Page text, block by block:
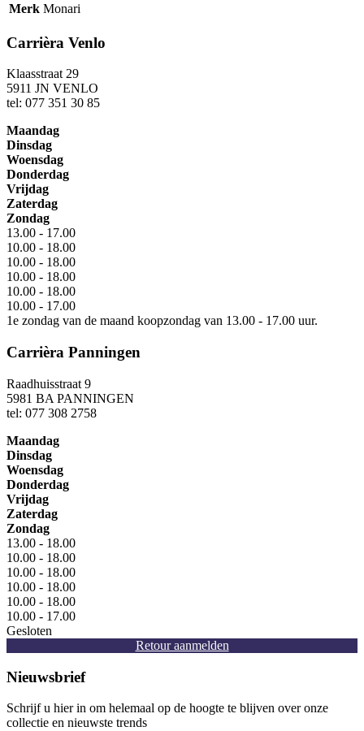
Merk Monari
Carrièra Venlo
Klaasstraat 29
5911 JN VENLO
tel: 077 351 30 85
Maandag
Dinsdag
Woensdag
Donderdag
Vrijdag
Zaterdag
Zondag
13.00 - 17.00
10.00 - 18.00
10.00 - 18.00
10.00 - 18.00
10.00 - 18.00
10.00 - 17.00
1e zondag van de maand koopzondag van 13.00 - 17.00 uur.
Carrièra Panningen
Raadhuisstraat 9
5981 BA PANNINGEN
tel: 077 308 2758
Maandag
Dinsdag
Woensdag
Donderdag
Vrijdag
Zaterdag
Zondag
13.00 - 18.00
10.00 - 18.00
10.00 - 18.00
10.00 - 18.00
10.00 - 18.00
10.00 - 17.00
Gesloten
Retour aanmelden
Nieuwsbrief
Schrijf u hier in om helemaal op de hoogte te blijven over onze
collectie en nieuwste trends